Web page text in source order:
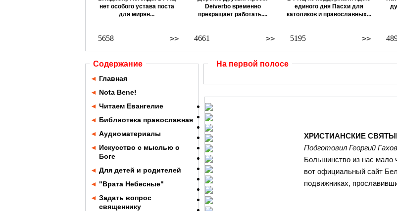
нет особого устава поста
для мирян...
>>
5658
Deiverbo временно
прекращает работать....
>>
4661
единого дня Пасхи для
католиков и православных...
>>
5195
Содержание
◄ Главная
◄ Nota Bene!
◄ Читаем Евангелие
◄ Библиотека православная
◄ Аудиоматериалы
◄ Искусство с мыслью о
Боге
◄ Для детей и родителей
◄ "Врата Небесные"
◄ Задать вопрос
священнику
На первой полосе
ХРИСТИАНСКИЕ
Подготовил Георгий
Большинство из нас мало
вот официальный сайт
подвижниках,